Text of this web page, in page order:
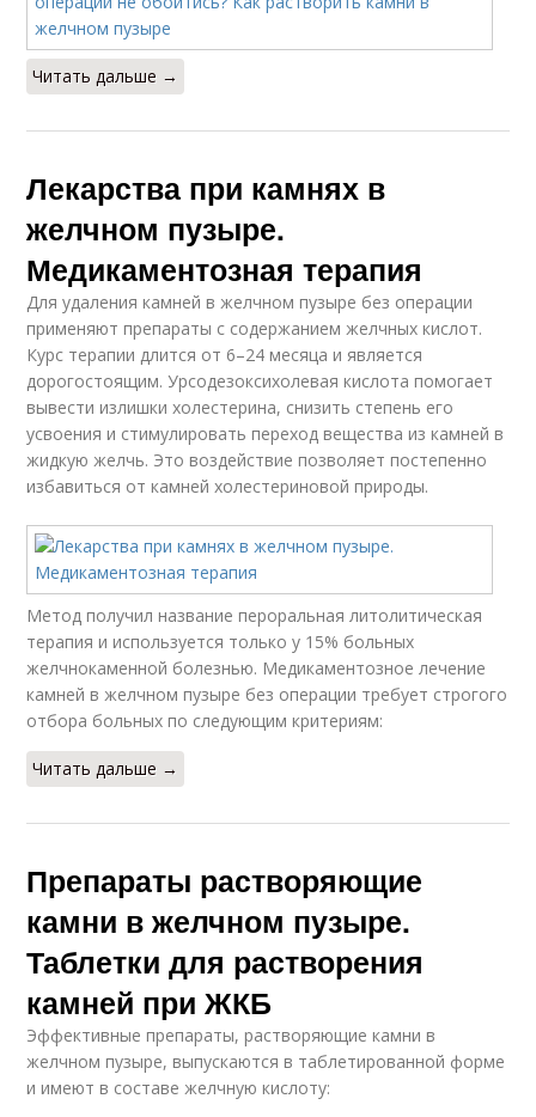
Читать дальше →
Лекарства при камнях в
желчном пузыре.
Медикаментозная терапия
Для удаления камней в желчном пузыре без операции
применяют препараты с содержанием желчных кислот.
Курс терапии длится от 6–24 месяца и является
дорогостоящим. Урсодезоксихолевая кислота помогает
вывести излишки холестерина, снизить степень его
усвоения и стимулировать переход вещества из камней в
жидкую желчь. Это воздействие позволяет постепенно
избавиться от камней холестериновой природы.
Метод получил название пероральная литолитическая
терапия и используется только у 15% больных
желчнокаменной болезнью. Медикаментозное лечение
камней в желчном пузыре без операции требует строгого
отбора больных по следующим критериям:
Читать дальше →
Препараты растворяющие
камни в желчном пузыре.
Таблетки для растворения
камней при ЖКБ
Эффективные препараты, растворяющие камни в
желчном пузыре, выпускаются в таблетированной форме
и имеют в составе желчную кислоту: